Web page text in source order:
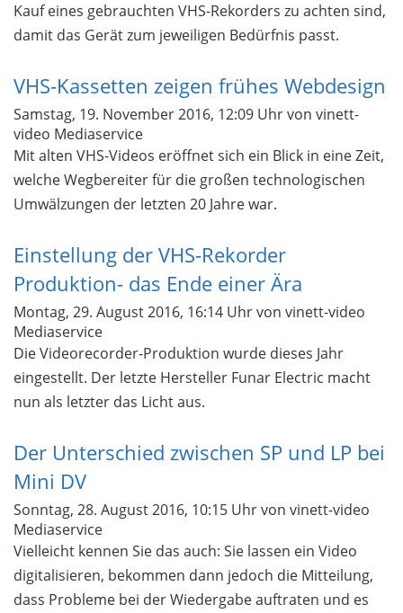
Kauf eines gebrauchten VHS-Rekorders zu achten sind,
damit das Gerät zum jeweiligen Bedürfnis passt.
VHS-Kassetten zeigen frühes Webdesign
Samstag, 19. November 2016, 12:09 Uhrvon vinett-
video Mediaservice
Mit alten VHS-Videos eröffnet sich ein Blick in eine Zeit,
welche Wegbereiter für die großen technologischen
Umwälzungen der letzten 20 Jahre war.
Einstellung der VHS-Rekorder
Produktion- das Ende einer Ära
Montag, 29. August 2016, 16:14 Uhrvon vinett-video
Mediaservice
Die Videorecorder-Produktion wurde dieses Jahr
eingestellt. Der letzte Hersteller Funar Electric macht
nun als letzter das Licht aus.
Der Unterschied zwischen SP und LP bei
Mini DV
Sonntag, 28. August 2016, 10:15 Uhrvon vinett-video
Mediaservice
Vielleicht kennen Sie das auch: Sie lassen ein Video
digitalisieren, bekommen dann jedoch die Mitteilung,
dass Probleme bei der Wiedergabe auftraten und es